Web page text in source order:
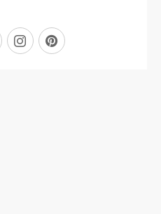
FacebookInstagramPinterest